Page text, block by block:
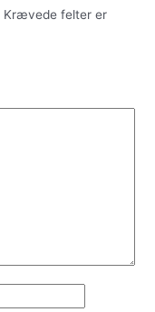
Krævede felter er